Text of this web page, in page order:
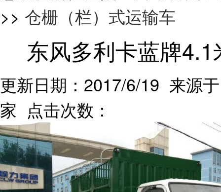
>> 仓栅（栏）式运输车
东风多利卡蓝牌
更新日期：2017/6/19 来源
家 点击次数：